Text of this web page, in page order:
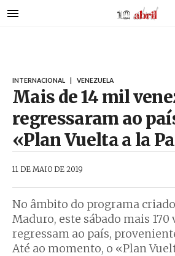
para
INTERNACIONAL VENEZUELA
Mais de 14 mil
regressaram ao
«Plan Vuelta a la
11 DE MAIO DE 2019
No âmbito do programa
Maduro, este sábado mais 170
regressam ao país,
Até ao momento, o «Plan